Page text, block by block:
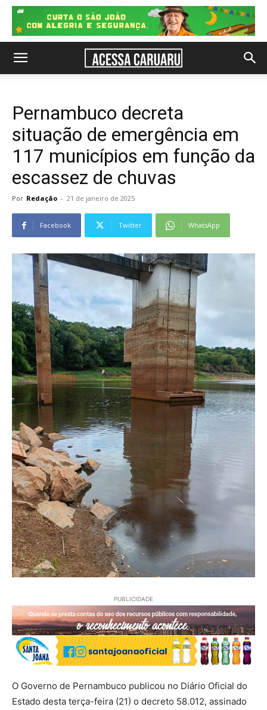
Pernambuco decreta
situação de emergência em
117 municípios em função da
escassez de chuvas
Por Redação - 21 de janeiro de 2025
Facebook Twitter WhatsApp
PUBLICIDADE
O Governo de Pernambuco publicou no Diário Oficial do
Estado desta terça-feira (21) o decreto 58.012, assinado